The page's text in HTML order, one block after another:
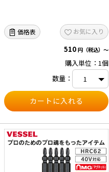
価格表 お気に入り
510 円（税込）～
購入単位：1個
数量：